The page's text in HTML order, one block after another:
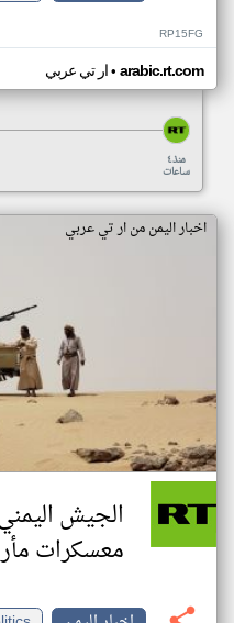
RP15FG
ار تي عربي• arabic.rt.com
منذ ٤
ساعات
اخبار اليمن من ار تي عربي
الجيش
معسكرات